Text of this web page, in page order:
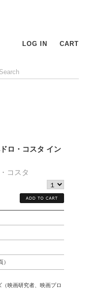
LOG IN CART
ロ・コスタ イン
コスタ
（映画研究者、映画プロ